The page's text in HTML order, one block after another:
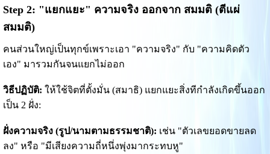
Step 2: "แยกแยะ" ความจริง ออกจาก สมมติ (ตีแผ่
สมมติ)
คนส่วนใหญ่เป็นทุกข์เพราะเอา "ความจริง" กับ "ความคิดตัว
เอง" มารวมกันจนแยกไม่ออก
วิธีปฏิบัติ: ให้ใช้จิตที่ตั้งมั่น (สมาธิ) แยกแยะสิ่งทีกำลังเกิดขึ้นออก
เป็น 2 ฝั่ง:
ฝั่งความจริง (รูป/นามตามธรรมชาติ): เช่น "ตัวเลขยอดขายลด
ลง" หรือ "มีเสียงความถี่หนึ่งพุ่งมากระทบหู"